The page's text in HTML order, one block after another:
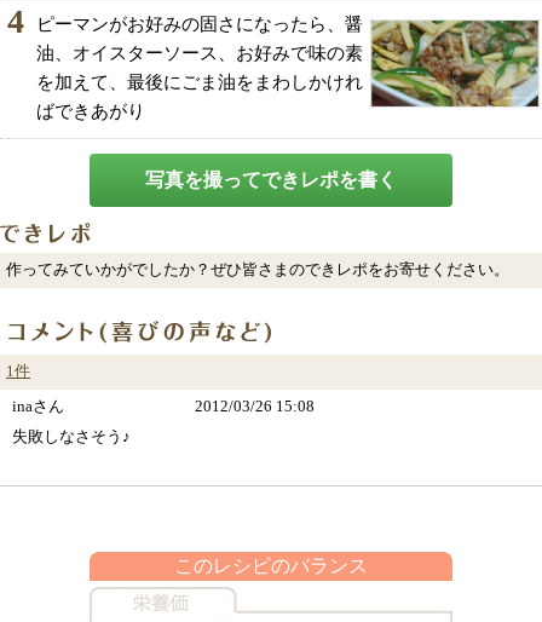
4
ピーマンがお好みの固さになったら、醤
油、オイスターソース、お好みで味の素
を加えて、最後にごま油をまわしかけれ
ばできあがり
写真を撮ってできレポを書く
作ってみていかがでしたか？ぜひ皆さまのできレポをお寄せください。
1件
inaさん
2012/03/26 15:08
失敗しなさそう♪
このレシピのバランス